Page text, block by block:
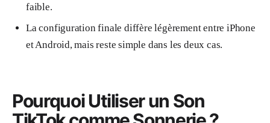
faible.
La configuration finale diffère légèrement entre iPhone
et Android, mais reste simple dans les deux cas.
Pourquoi Utiliser un Son